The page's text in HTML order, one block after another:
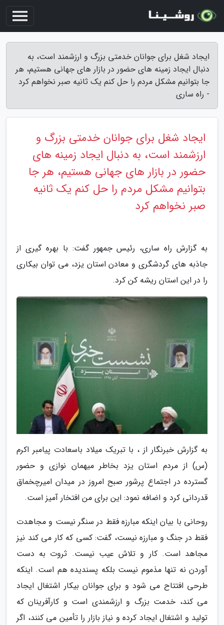
ایجاد شغل برای جوانان خدمتی بزرگ و ارزشمند است، به
دنبال ایجاد زمینه های حضور در بازار های جهانی هستیم، هر
جا بتوانیم مشکل مردم را حل کنم یک ثانیه صبر نخواهم کرد
- راه ساری
ایجاد شغل برای جوانان خدمتی بزرگ و
ارزشمند است، به دنبال ایجاد زمینه های
حضور در بازار های جهانی هستیم، هر جا
بتوانیم مشکل مردم را حل کنم یک ثانیه
صبر نخواهم کرد
به گزارش راه ساری، رئیس جمهور گفت: با بهره گیری از
جاذبه های گردشگری و معادن استان یزد، می توان بیکاری
را در این استان ریشه کن کرد.
به گزارش خبرنگار از ، با تبریک میلاد باسعادت پیامبر اکرم
(س) از مردم استان یزد بخاطر میهمان نوازی و حضور
گسترده در اجتماع پرشور صبح امروز در میدان امیرچخماق
قدردانی کرد و اضافه نمود: این برای من افتخار آمیز است.
روحانی با بیان اینکه مبارزه فقط در سنگر نیست و مجاهدت
فقط در جنگ و مبارزه نیست، گفت: کسی که کار می کند نیز
مجاهد است. کار و تلاش عیب نیست. ثروت به دست
آوردن نه تنها مذموم نیست بلکه پسندیده هم است. اینکه
طرحی افتتاح می شود و برای جوانان بیکار اشتغال ایجاد
می کند، خدمت بزرگ و ارزشمندی است و کارآفرینان که
تولید و اشتغال ایجاد کرده و نیاز بازار را تأمین می کنند، اگر